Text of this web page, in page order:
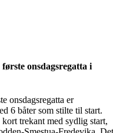
onsdagsregatta i
onsdagsregatta er
6 båter som stilte til start.
trekant med sydlig start,